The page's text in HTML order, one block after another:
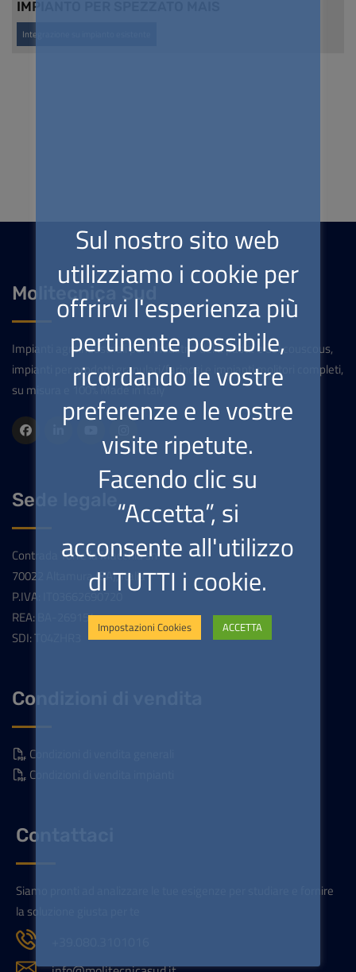
IMPIANTO PER SPEZZATO MAIS
Integrazione su impianto esistente
Molitecnica Sud
Impianti agroindustriali per l'industria della pasta e del couscous,
impianti per prodotti granulari/farinosi e impianti molitori completi,
su misura e 100% Made in Italy
Sede legale
Contrada Torre la Macchia sn
70022 Altamura (BA), Italia
P.IVA: IT03662690720
REA: BA-269154
SDI: T04ZHR3
Condizioni di vendita
Condizioni di vendita generali
Condizioni di vendita impianti
Contattaci
Siamo pronti ad analizzare le tue esigenze per studiare e fornire
la soluzione giusta per te
Sul nostro sito web
utilizziamo i cookie per
offrirvi l'esperienza più
pertinente possibile,
ricordando le vostre
preferenze e le vostre
visite ripetute.
Facendo clic su
“Accetta”, si
acconsente all'utilizzo
di TUTTI i cookie.
Impostazioni Cookies ACCETTA